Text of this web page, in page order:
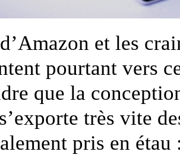
et les
pourtant vers
que la
très vite
pris en étau